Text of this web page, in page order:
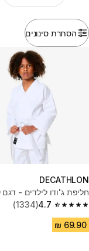
הסתרת סינונים
DECATHLON
חליפת ג'ודו לילדים - דגם 100
4.7
4.7 out of 5 stars from 1334 reviews
(1334)